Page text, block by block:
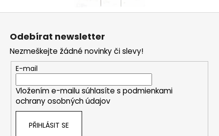
Z
Odebírat newsletter
Nezmeškejte žádné novinky či slevy!
E-mail
Vložením e-mailu súhlasíte s podmienkami
ochrany osobných údajov
PŘIHLÁSIT SE